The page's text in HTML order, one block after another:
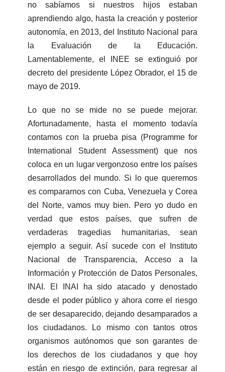
no sabíamos si nuestros hijos estaban
aprendiendo algo, hasta la creación y posterior
autonomía, en 2013, del Instituto Nacional para
la Evaluación de la Educación.
Lamentablemente, el INEE se extinguió por
decreto del presidente López Obrador, el 15 de
mayo de 2019.
Lo que no se mide no se puede mejorar.
Afortunadamente, hasta el momento todavía
contamos con la prueba pisa (Programme for
International Student Assessment) que nos
coloca en un lugar vergonzoso entre los países
desarrollados del mundo. Si lo que queremos
es compararnos con Cuba, Venezuela y Corea
del Norte, vamos muy bien. Pero yo dudo en
verdad que estos países, que sufren de
verdaderas tragedias humanitarias, sean
ejemplo a seguir. Así sucede con el Instituto
Nacional de Transparencia, Acceso a la
Información y Protección de Datos Personales,
INAI. El INAI ha sido atacado y denostado
desde el poder público y ahora corre el riesgo
de ser desaparecido, dejando desamparados a
los ciudadanos. Lo mismo con tantos otros
organismos autónomos que son garantes de
los derechos de los ciudadanos y que hoy
están en riesgo de extinción, para regresar al